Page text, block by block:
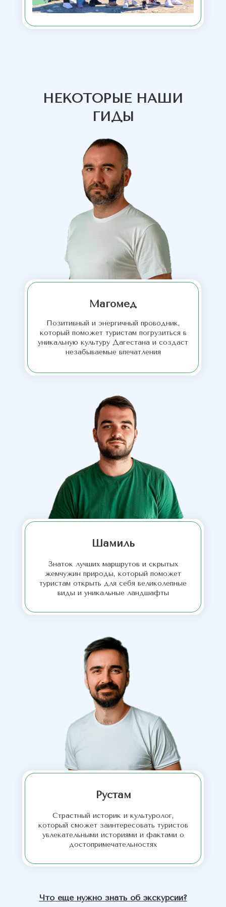
НЕКОТОРЫЕ НАШИ
ГИДЫ
Позитивный и энергичный проводник,
который поможет туристам погрузиться в
уникальную культуру Дагестана и создаст
незабываемые впечатления
Магомед
Знаток лучших маршрутов и скрытых
жемчужин природы, который поможет
туристам открыть для себя великолепные
виды и уникальные ландшафты
Шамиль
Страстный историк и культуролог,
который сможет заинтересовать туристов
увлекательными историями и фактами о
достопримечательностях
Рустам
Что еще нужно знать об экскурсии?